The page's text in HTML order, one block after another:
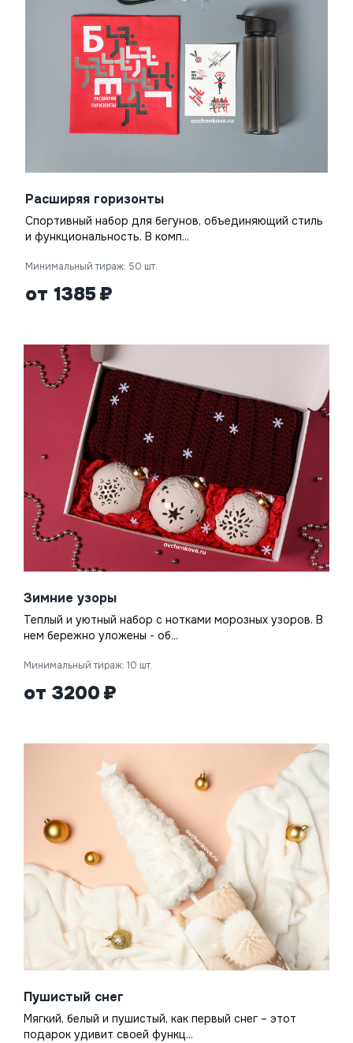
Расширяя горизонты
Спортивный набор для бегунов, объединяющий стиль
и функциональность. В комп...
Минимальный тираж: 50 шт.
от 1385
Зимние узоры
Теплый и уютный набор с нотками морозных узоров. В
нем бережно уложены - об...
Минимальный тираж: 10 шт.
от 3200
Пушистый снег
Мягкий, белый и пушистый, как первый снег – этот
подарок удивит своей функц...